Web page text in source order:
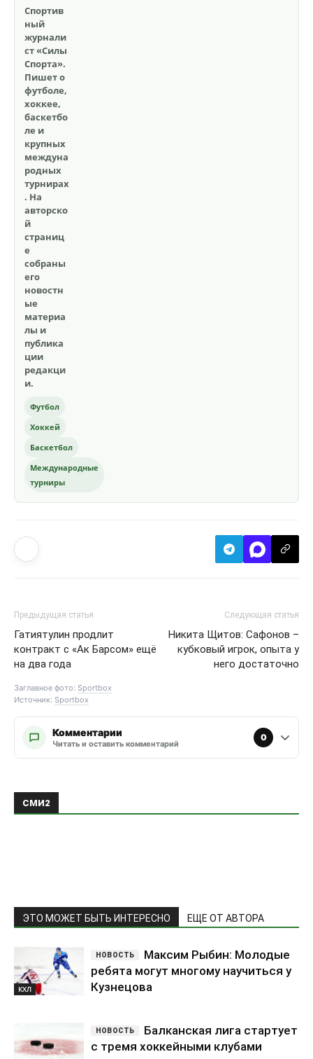
Спортив
ный
журнали
ст «Силы
Спорта».
Пишет о
футболе,
хоккее,
баскетбо
ле и
крупных
междуна
родных
турнирах
. На
авторско
й
страниц
е
собраны
его
новостн
ые
материа
лы и
публика
ции
редакци
и.
Футбол
Хоккей
Баскетбол
Международные
турниры
Предыдущая статья
Гатиятулин продлит
контракт с «Ак Барсом» ещё
на два года
Следующая статья
Никита Щитов: Сафонов –
кубковый игрок, опыта у
него достаточно
Заглавное фото: Sportbox
Источник: Sportbox
Комментарии
Читать и оставить комментарий
0
СМИ2
ЭТО МОЖЕТ БЫТЬ ИНТЕРЕСНО ЕЩЕ ОТ АВТОРА
КХЛ
Максим Рыбин: Молодые
ребята могут многому научиться у
Кузнецова
Балканская лига стартует
с тремя хоккейными клубами